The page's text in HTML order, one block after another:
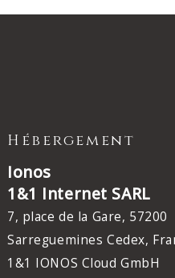
Hébergement
Ionos
1&1 Internet SARL
7, place de la Gare, 57200
Sarreguemines Cedex,
1&1 IONOS Cloud GmbH